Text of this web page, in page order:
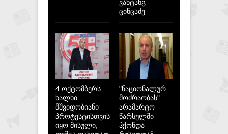
ვახტანგ
ცინცაძე
4 ოქტომბერს
ხალხი
მშვიდობიანი
პროტესტისთვის
იყო მისული,
"ნაციონალურ
მოძრაობას"
არამარტო
წარსულში
ჰქონდა